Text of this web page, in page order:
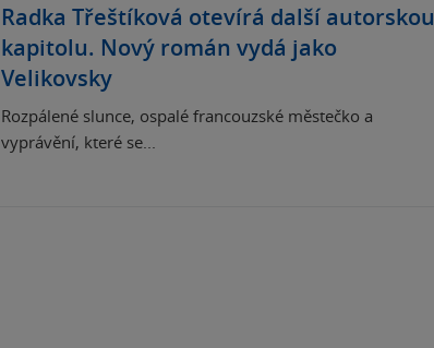
Radka Třeštíková otevírá další autorskou
kapitolu. Nový román vydá jako
Velikovsky
Rozpálené slunce, ospalé francouzské městečko a
vyprávění, které se...